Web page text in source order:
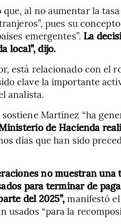
al no aumentar la
pues su
emergentes”. La
local”, dijo.
está relacionado con el
clave la importante
analista.
Martínez “ha
de Hacienda
días que han sido
no muestran
para terminar de
del 2025”,manifestó
usados “para la